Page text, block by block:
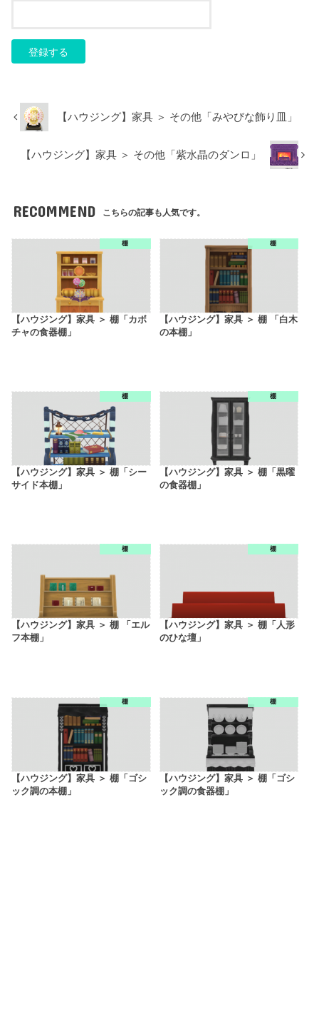
【ハウジング】家具 ＞ その他「みやびな飾り皿」
【ハウジング】家具 ＞ その他「紫水晶のダンロ」
RECOMMEND こちらの記事も人気です。
棚
【ハウジング】家具 ＞ 棚「カボ
チャの食器棚」
棚
【ハウジング】家具 ＞ 棚 「白木
の本棚」
棚
【ハウジング】家具 ＞ 棚「シー
サイド本棚」
棚
【ハウジング】家具 ＞ 棚「黒曜
の食器棚」
棚
【ハウジング】家具 ＞ 棚 「エル
フ本棚」
棚
【ハウジング】家具 ＞ 棚「人形
のひな壇」
棚
【ハウジング】家具 ＞ 棚「ゴシ
ック調の本棚」
棚
【ハウジング】家具 ＞ 棚「ゴシ
ック調の食器棚」